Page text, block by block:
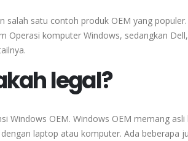
satu contoh produk OEM yang
Operasi komputer Windows, sedangkan
legal?
Windows OEM. Windows OEM memang
laptop atau komputer. Ada beberapa